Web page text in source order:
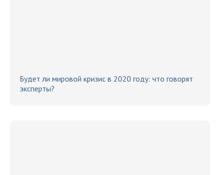
Будет ли мировой кризис в 2020 году: что говорят
эксперты?